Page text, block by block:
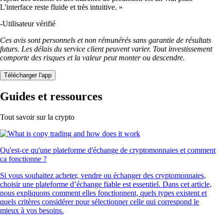
L'interface reste fluide et très intuitive. »
-Utilisateur vérifié
Ces avis sont personnels et non rémunérés sans garantie de résultats
futurs. Les délais du service client peuvent varier. Tout investissement
comporte des risques et la valeur peut monter ou descendre.
Télécharger l'app
Guides et ressources
Tout savoir sur la crypto
Qu'est-ce qu'une plateforme d'échange de cryptomonnaies et comment
ça fonctionne ?
Si vous souhaitez acheter, vendre ou échanger des cryptomonnaies,
choisir une plateforme d’échange fiable est essentiel. Dans cet article,
nous expliquons comment elles fonctionnent, quels types existent et
quels critères considérer pour sélectionner celle qui correspond le
mieux à vos besoins.